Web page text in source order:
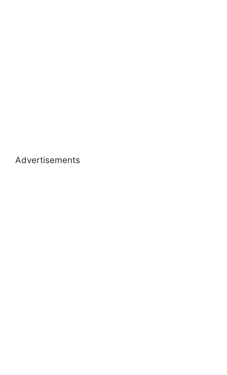
Advertisements